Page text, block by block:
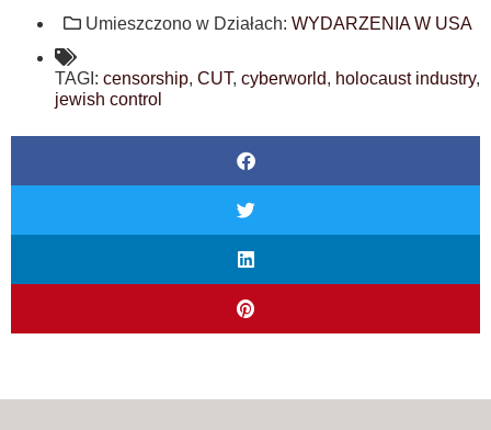
Umieszczono w Działach: WYDARZENIA W USA
TAGI: censorship, CUT, cyberworld, holocaust industry,
jewish control